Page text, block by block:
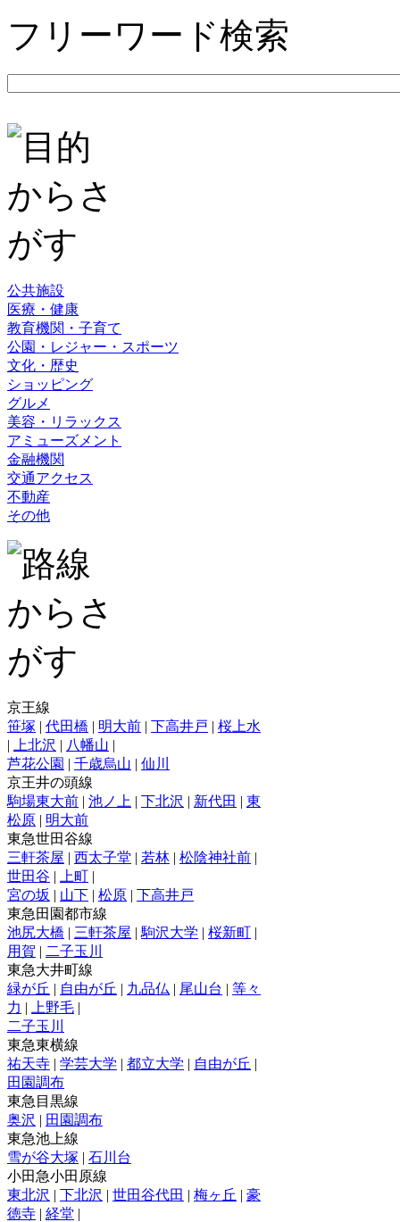
フリーワード検索
公共施設
医療・健康
教育機関・子育て
公園・レジャー・スポーツ
文化・歴史
ショッピング
グルメ
美容・リラックス
アミューズメント
金融機関
交通アクセス
不動産
その他
京王線
笹塚 | 代田橋 | 明大前 | 下高井戸 | 桜上水
|
上北沢 | 八幡山 |
芦花公園 | 千歳烏山 | 仙川
京王井の頭線
駒場東大前 | 池ノ上 | 下北沢 | 新代田 | 東
松原 | 明大前
東急世田谷線
三軒茶屋 | 西太子堂 | 若林 | 松陰神社前 |
世田谷 | 上町 |
宮の坂 | 山下 | 松原 | 下高井戸
東急田園都市線
池尻大橋 | 三軒茶屋 | 駒沢大学 | 桜新町 |
用賀 | 二子玉川
東急大井町線
緑が丘 | 自由が丘 | 九品仏 | 尾山台 | 等々
力 | 上野毛 |
二子玉川
東急東横線
祐天寺 | 学芸大学 | 都立大学 | 自由が丘 |
田園調布
東急目黒線
奥沢 | 田園調布
東急池上線
雪が谷大塚 | 石川台
小田急小田原線
東北沢 | 下北沢 | 世田谷代田 | 梅ヶ丘 | 豪
徳寺 | 経堂 |